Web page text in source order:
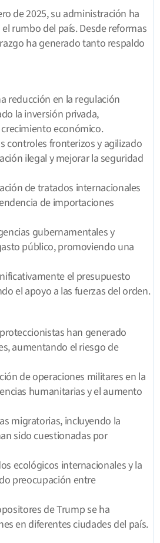
de 2025, su administración ha
rumbo del país. Desde reformas
ha generado tanto respaldo
reducción en la regulación
la inversión privada,
económico.
controles fronterizos y agilizado
ilegal y mejorar la seguridad
de tratados internacionales
de importaciones
gubernamentales y
público, promoviendo una
el presupuesto
el apoyo a las fuerzas del orden.
han generado
aumentando el riesgo de
de operaciones militares en la
humanitarias y el aumento
migratorias, incluyendo la
sido cuestionadas por
ecológicos internacionales y la
preocupación entre
de Trump se ha
en diferentes ciudades del país.